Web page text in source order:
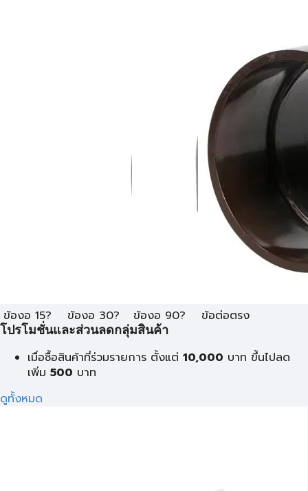
ข้องอ 15? ข้องอ 30? ข้องอ 90? ข้อต่อตรง
โปรโมชั่นและส่วนลดกลุ่มสินค้า
เมื่อซื้อสินค้าที่ร่วมรายการ ตั้งแต่ 10,000 บาท ขึ้นไปลด
เพิ่ม 500 บาท
ดูทั้งหมด